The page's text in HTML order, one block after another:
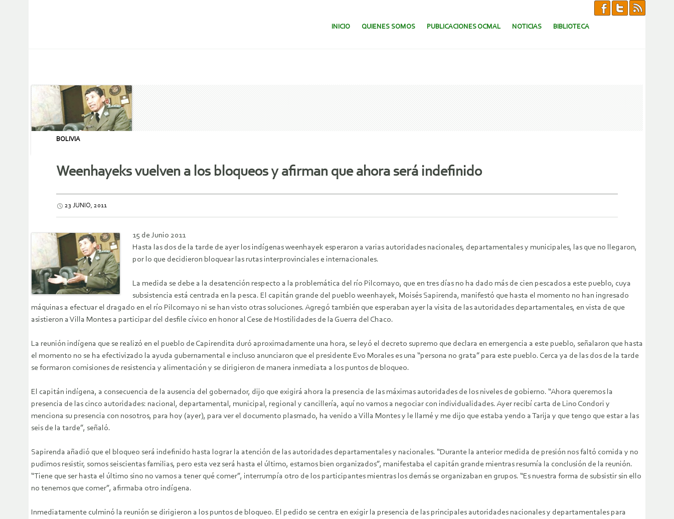
SALTAR AL CONTENIDO.
INICIO QUIENES SOMOS PUBLICACIONES OCMAL NOTICIAS BIBLIOTECA
BOLIVIA
Weenhayeks vuelven a los bloqueos y afirman que ahora será indefinido
23 JUNIO, 2011
15 de Junio 2011
Hasta las dos de la tarde de ayer los indígenas weenhayek esperaron a varias autoridades nacionales, departamentales y municipales, las que no llegaron,
por lo que decidieron bloquear las rutas interprovinciales e internacionales.
La medida se debe a la desatención respecto a la problemática del río Pilcomayo, que en tres días no ha dado más de cien pescados a este pueblo, cuya
subsistencia está centrada en la pesca. El capitán grande del pueblo weenhayek, Moisés Sapirenda, manifestó que hasta el momento no han ingresado
máquinas a efectuar el dragado en el río Pilcomayo ni se han visto otras soluciones. Agregó también que esperaban ayer la visita de las autoridades departamentales, en vista de que
asistieron a Villa Montes a participar del desfile cívico en honor al Cese de Hostilidades de la Guerra del Chaco.
La reunión indígena que se realizó en el pueblo de Capirendita duró aproximadamente una hora, se leyó el decreto supremo que declara en emergencia a este pueblo, señalaron que hasta
el momento no se ha efectivizado la ayuda gubernamental e incluso anunciaron que el presidente Evo Morales es una “persona no grata” para este pueblo. Cerca ya de las dos de la tarde
se formaron comisiones de resistencia y alimentación y se dirigieron de manera inmediata a los puntos de bloqueo.
El capitán indígena, a consecuencia de la ausencia del gobernador, dijo que exigirá ahora la presencia de las máximas autoridades de los niveles de gobierno. “Ahora queremos la
presencia de las cinco autoridades: nacional, departamental, municipal, regional y cancillería, aquí no vamos a negociar con individualidades. Ayer recibí carta de Lino Condori y
menciona su presencia con nosotros, para hoy (ayer), para ver el documento plasmado, ha venido a Villa Montes y le llamé y me dijo que estaba yendo a Tarija y que tengo que estar a las
seis de la tarde”, señaló.
Sapirenda añadió que el bloqueo será indefinido hasta lograr la atención de las autoridades departamentales y nacionales. “Durante la anterior medida de presión nos faltó comida y no
pudimos resistir, somos seiscientas familias, pero esta vez será hasta el último, estamos bien organizados”, manifestaba el capitán grande mientras resumía la conclusión de la reunión.
“Tiene que ser hasta el último sino no vamos a tener qué comer”, interrumpía otro de los participantes mientras los demás se organizaban en grupos. “Es nuestra forma de subsistir sin ello
no tenemos que comer”, afirmaba otro indígena.
Inmediatamente culminó la reunión se dirigieron a los puntos de bloqueo. El pedido se centra en exigir la presencia de las principales autoridades nacionales y departamentales para